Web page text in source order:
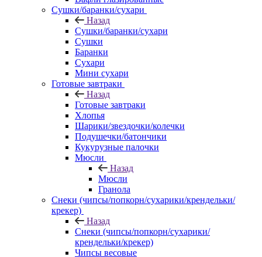
Сушки/баранки/сухари
Назад
Сушки/баранки/сухари
Сушки
Баранки
Сухари
Мини сухари
Готовые завтраки
Назад
Готовые завтраки
Хлопья
Шарики/звездочки/колечки
Подушечки/батончики
Кукурузные палочки
Мюсли
Назад
Мюсли
Гранола
Снеки (чипсы/попкорн/сухарики/крендельки/
крекер)
Назад
Снеки (чипсы/попкорн/сухарики/
крендельки/крекер)
Чипсы весовые